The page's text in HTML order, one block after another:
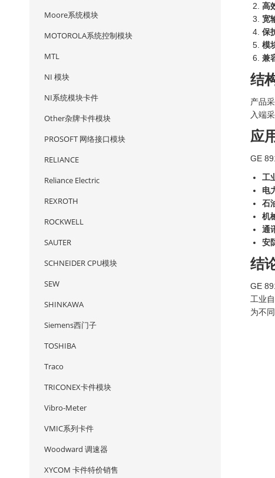
高
宽
保
模
兼
结
产品
入端
应
GE
工
电
石
机
通
安
结
GE
工业
为不
Moore系统模块
MOTOROLA系统控制模块
MTL
NI 模块
NI系统模块卡件
Other杂牌卡件模块
PROSOFT 网络接口模块
RELIANCE
Reliance Electric
REXROTH
ROCKWELL
SAUTER
SCHNEIDER CPU模块
SEW
SHINKAWA
Siemens西门子
TOSHIBA
Traco
TRICONEX卡件模块
Vibro-Meter
VMIC系列卡件
Woodward 调速器
XYCOM 卡件特价销售